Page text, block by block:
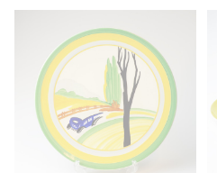
ージ コーヒーカップ